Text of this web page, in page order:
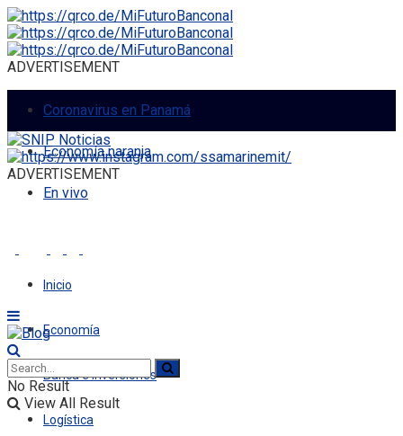
ADVERTISEMENT
Coronavirus en Panamá
Economía naranja
En vivo
ADVERTISEMENT
Inicio
Economía
Banca e Inversiones
Logística
No Result
View All Result